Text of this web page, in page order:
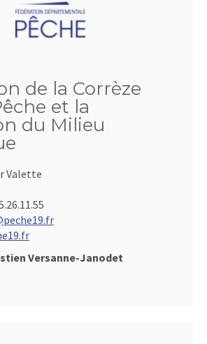
de la Corrèze
et la
du Milieu
Valette
Versanne-Janodet